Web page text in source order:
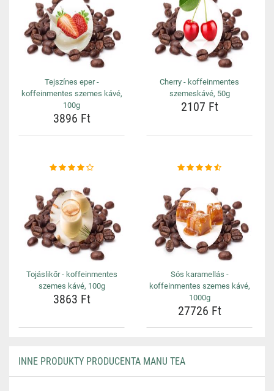
Tejszínes eper -
koffeinmentes szemes kávé,
100g
3896 Ft
Cherry - koffeinmentes
szemeskávé, 50g
2107 Ft
Tojáslikőr - koffeinmentes
szemes kávé, 100g
3863 Ft
Sós karamellás -
koffeinmentes szemes kávé,
1000g
27726 Ft
INNE PRODUKTY PRODUCENTA MANU TEA